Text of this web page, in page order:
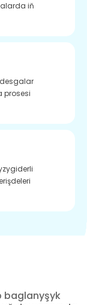
iň
prosesi
baglanyşyk